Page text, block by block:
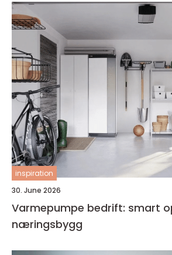
inspiration
30. June 2026
Varmepumpe bedrift: smart
næringsbygg